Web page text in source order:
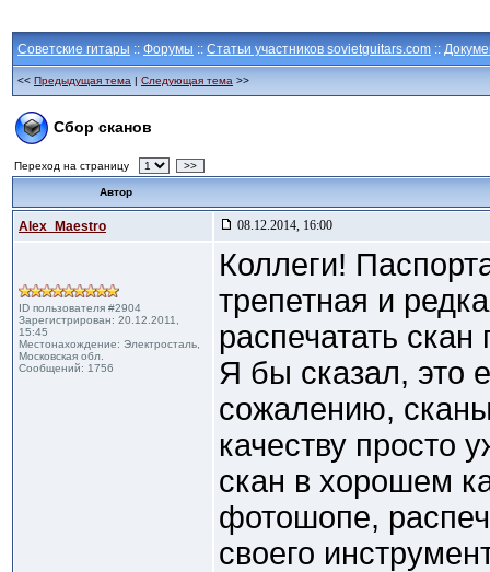
Советские гитары :: Форумы :: Статьи участников sovietguitars.com ::
<< Предыдущая тема | Следующая тема >>
Сбор сканов
Переход на страницу >>
Автор
Alex_Maestro 08.12.2014, 16:00
ID пользователя #2904
Зарегистрирован: 20.12.2011,
15:45
Местонахождение: Электросталь,
Московская обл.
Сообщений: 1756
Коллеги!
трепетная и
распечатать
Я бы сказал, это
сожалению,
качеству просто
скан в хорошем
фотошопе,
своего